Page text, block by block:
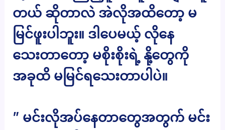
တယ် ဆိုတာလဲ အဲလိုအထိတော့ မ
မြင်ဖူးပါဘူး။ ဒါပေမယ့် လိုနေ
သေးတာတော့ မစိုးစိုးရဲ့ နို့တွေကို
အခုထိ မမြင်ရသေးတာပါပဲ။
” မင်းလိုအပ်နေတာတွေအတွက် မင်း